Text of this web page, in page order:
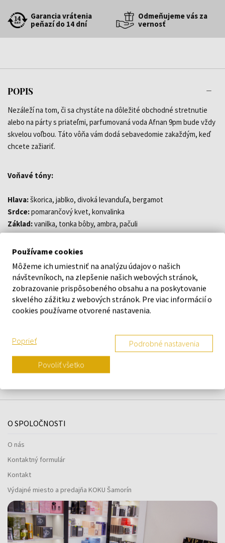
Garancia vrátenia
peňazí do 14 dní
Odmeňujeme vás za
vernosť
POPIS
Nezáleží na tom, či sa chystáte na dôležité obchodné stretnutie
alebo na párty s priateľmi, parfumovaná voda Afnan 9pm bude vždy
skvelou voľbou. Táto vôňa vám dodá sebavedomie zakaždým, keď
chcete zažiariť.
Voňavé tóny:
Hlava:škorica, jablko, divoká levanduľa, bergamot
Srdce:pomarančový kvet, konvalinka
Základ:vanilka, tonka bôby, ambra, pačuli
DETAILY
O ZNAČKE
Náš výber na mieru presne pre
vás
O SPOLOČNOSTI
O nás
Kontaktný formulár
Kontakt
Výdajné miesto a predajňa KOKU Šamorín
Používame cookies
Môžeme ich umiestniť na analýzu údajov o našich
návštevníkoch, na zlepšenie našich webových stránok,
zobrazovanie prispôsobeného obsahu a na poskytovanie
skvelého zážitku z webových stránok. Pre viac informácií o
cookies používame otvorené nastavenia.
Poprieť Podrobné nastavenia
Povoliť všetko